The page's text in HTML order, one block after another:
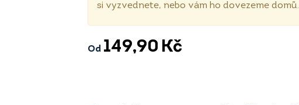
si vyzvednete, nebo vám ho dovezeme domů.
Od 149,90 Kč